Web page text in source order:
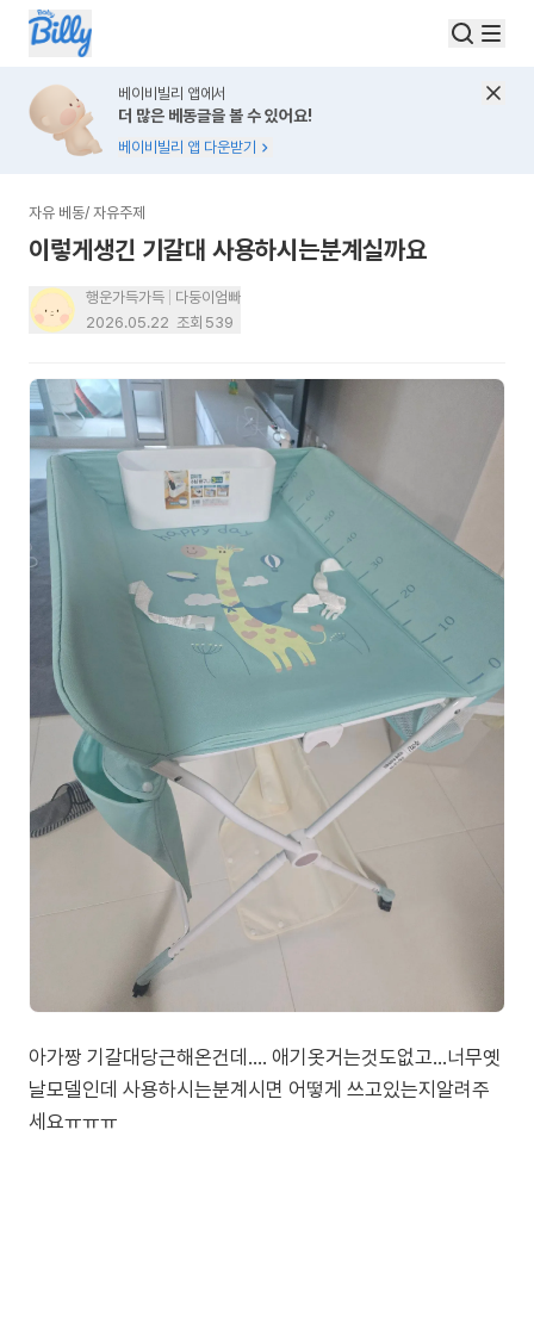
베이비빌리 앱에서
더 많은 베동글을 볼 수 있어요!
베이비빌리 앱 다운받기
자유 베동/ 자유주제
이렇게생긴 기갈대 사용하시는분계실까요
행운가득가득
다둥이엄빠
2026.05.22 조회 539
아가짱 기갈대당근해온건데.... 애기옷거는것도없고...너무옛
날모델인데 사용하시는분계시면 어떻게 쓰고있는지알려주
세요ㅠㅠㅠ